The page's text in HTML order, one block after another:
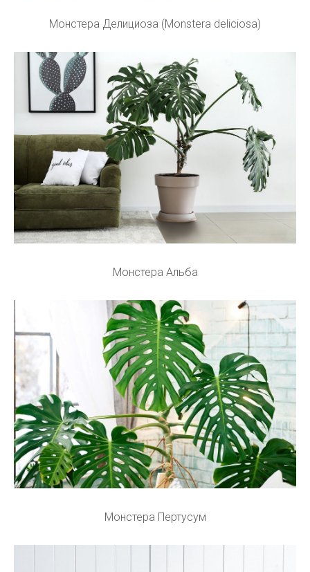
Монстера Делициоза (Monstera deliciosa)
Монстера Альба
Монстера Пертусум